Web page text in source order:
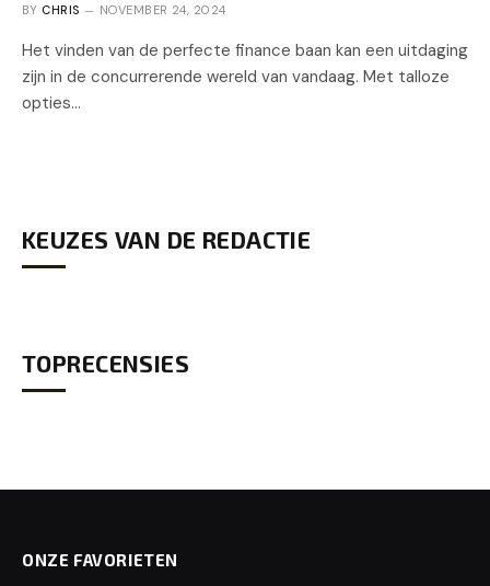
BY CHRIS NOVEMBER 24, 2024
Het vinden van de perfecte finance baan kan een uitdaging
zijn in de concurrerende wereld van vandaag. Met talloze
opties…
KEUZES VAN DE REDACTIE
TOPRECENSIES
ONZE FAVORIETEN